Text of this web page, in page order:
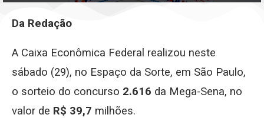
Da Redação
A Caixa Econômica Federal realizou neste
sábado (29), no Espaço da Sorte, em São Paulo,
o sorteio do concurso 2.616 da Mega-Sena, no
valor de R$ 39,7 milhões.